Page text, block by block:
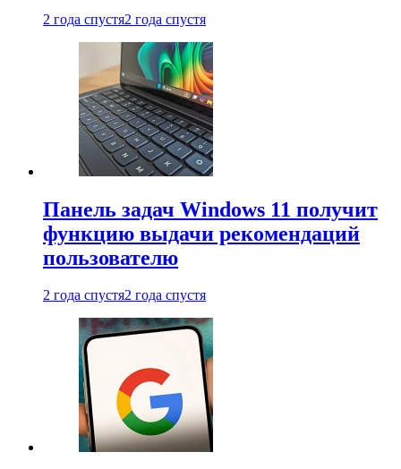
2 года спустя2 года спустя
Панель задач Windows 11 получит
функцию выдачи рекомендаций
пользователю
2 года спустя2 года спустя